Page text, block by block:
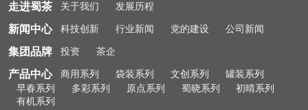
走进蜀茶 关于我们 发展历程
新闻中心 科技创新 行业新闻 党的建设 公司新闻
集团品牌 投资 茶企
产品中心 商用系列 袋装系列 文创系列
罐装系列
早春系列
多彩系列 原点系列 蜀晓系列
初晴系列
有机系列